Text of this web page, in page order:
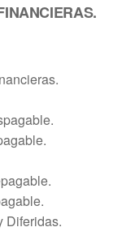
Diferidas.